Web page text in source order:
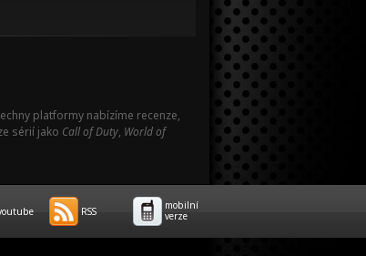
platformy nabízíme recenze,
sérií jako Call of Duty, World of
RSS
mobilní
verze